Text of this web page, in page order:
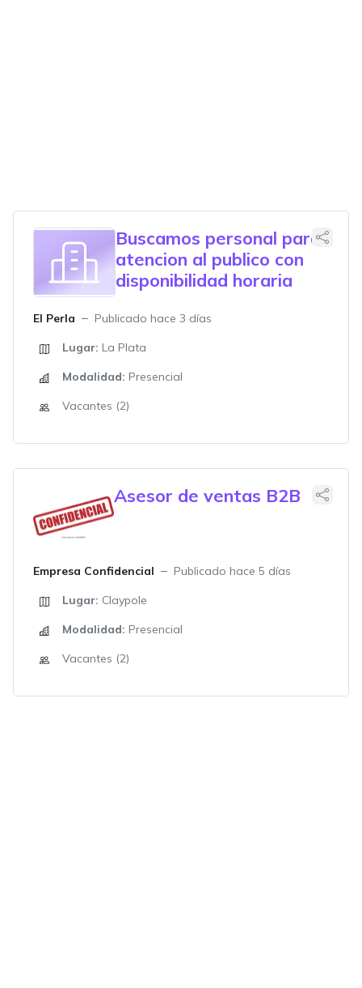
Buscamos personal para
atencion al publico con
disponibilidad horaria
El Perla
Publicado hace 3 días
Lugar: La Plata
Modalidad: Presencial
Vacantes (2)
Asesor de ventas B2B
Empresa Confidencial
Publicado hace 5 días
Lugar: Claypole
Modalidad: Presencial
Vacantes (2)